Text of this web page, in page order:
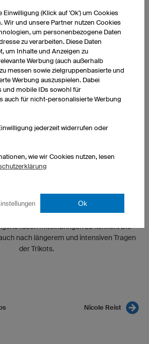
noch.
IHR EUCH VOR DEM SPIEL?
Routine. Viele Spieler motivieren sich
vorher selbst mit Musik.
IHR NACH EINEM SIEG?
nutzt die Zeit der guten Laune aus.
OWAYO FÜR EUCH?
IHR AN EUREN TRIKOTS?
Ideen miteinbringen zu können. Die
nach längerem und intensiven Tragen
der Trikots.
Nicole Reist
Einwilligung (Klick auf 'Ok') um Cookies
Wir und unsere Partner nutzen Cookies
um personenbezogene Daten
zu verarbeiten. Diese Daten
um Inhalte und Anzeigen zu
Werbung (auch außerhalb
messen sowie zielgruppenbasierte und
Werbung auszuspielen. Dabei
und mobile IDs sowohl für
auch für nicht-personalisierte Werbung
jederzeit widerrufen oder
wie wir Cookies nutzen, lesen
Ok